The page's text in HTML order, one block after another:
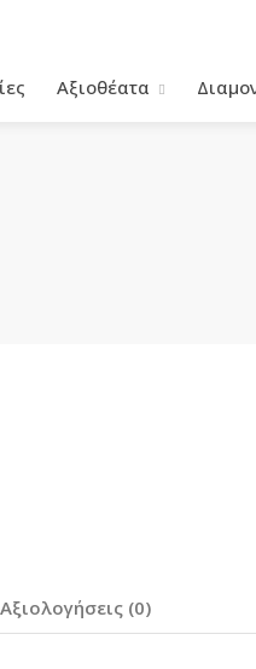
Αξιοθέατα
Αξιολογήσεις (0)